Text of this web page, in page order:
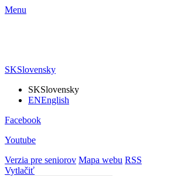
Menu
SKSlovensky
SKSlovensky
ENEnglish
Facebook
Youtube
Verzia pre seniorov Mapa webu RSS
Vytlačiť